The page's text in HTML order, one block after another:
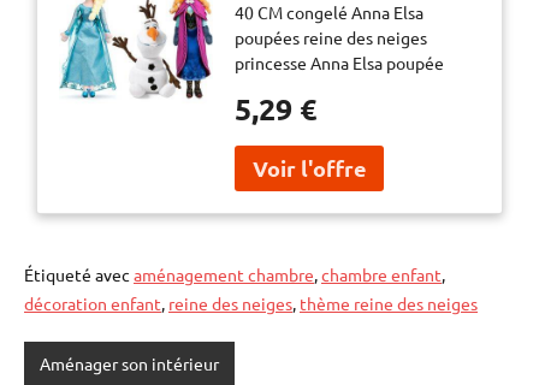
Anna Elsa poupée jouets
en peluche congelée
enfants jouets
noël
40 CM congelé Anna Elsa
poupées reine des neiges
princesse Anna Elsa poupée
enfants jouets anniversaire
5,29 €
Étiqueté avec aménagement chambre,chambre enfant,
décoration enfant, reine des neiges, thème reine des neiges
Aménager son intérieur